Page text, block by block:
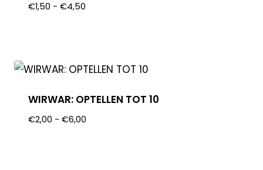
€1,50 - €4,50
WIRWAR: OPTELLEN TOT 10
€2,00 - €6,00